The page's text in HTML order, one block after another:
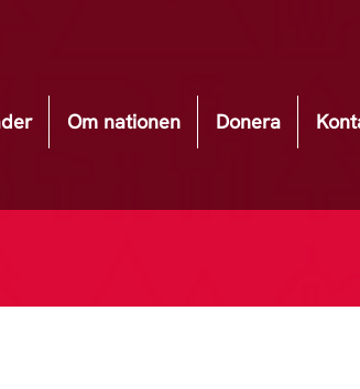
Om nationen Donera